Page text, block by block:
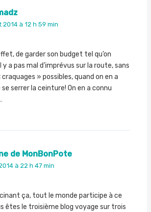
2014 à 12 h 59 min
de garder son budget tel qu’on
y a pas mal d’imprévus sur la route, sans
» possibles, quand on en a
serrer la ceinture! On en a connu
de MonBonPote
à 22 h 47 min
ça, tout le monde participe à ce
êtes le troisième blog voyage sur trois